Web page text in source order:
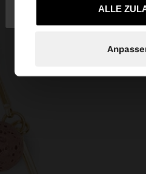
gesammelt haben.ALLE
Deutschland